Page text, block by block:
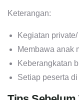
Keterangan:
Kegiatan
Membawa anak
Keberangkatan
Setiap peserta